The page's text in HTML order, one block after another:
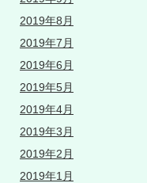
2019年8月
2019年7月
2019年6月
2019年5月
2019年4月
2019年3月
2019年2月
2019年1月